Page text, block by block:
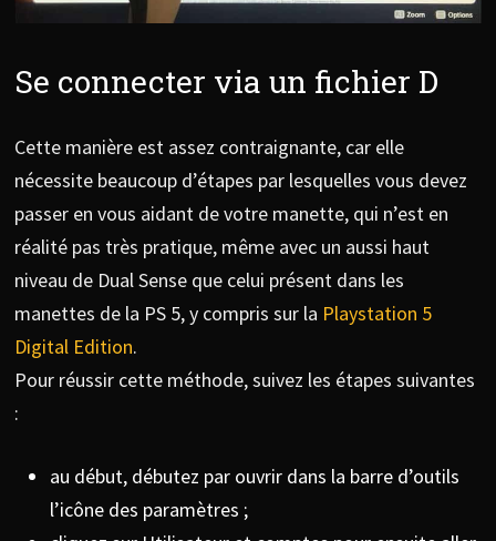
Se connecter via un fichier D
Cette manière est assez contraignante, car elle
nécessite beaucoup d’étapes par lesquelles vous devez
passer en vous aidant de votre manette, qui n’est en
réalité pas très pratique, même avec un aussi haut
niveau de Dual Sense que celui présent dans les
manettes de la PS 5, y compris sur la Playstation 5
Digital Edition.
Pour réussir cette méthode, suivez les étapes suivantes
:
au début, débutez par ouvrir dans la barre d’outils
l’icône des paramètres ;